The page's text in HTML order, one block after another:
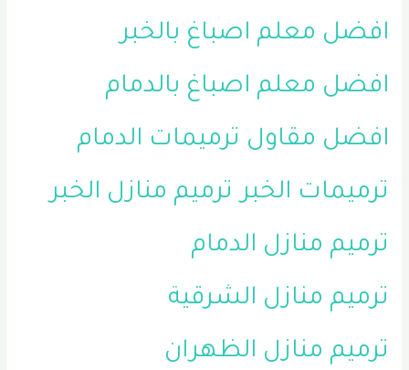
افضل معلم اصباغ بالخبر
افضل معلم اصباغ بالدمام
افضل مقاول ترميمات الدمام
ترميمات الخبر ترميم منازل الخبر
ترميم منازل الدمام
ترميم منازل الشرقية
ترميم منازل الظهران